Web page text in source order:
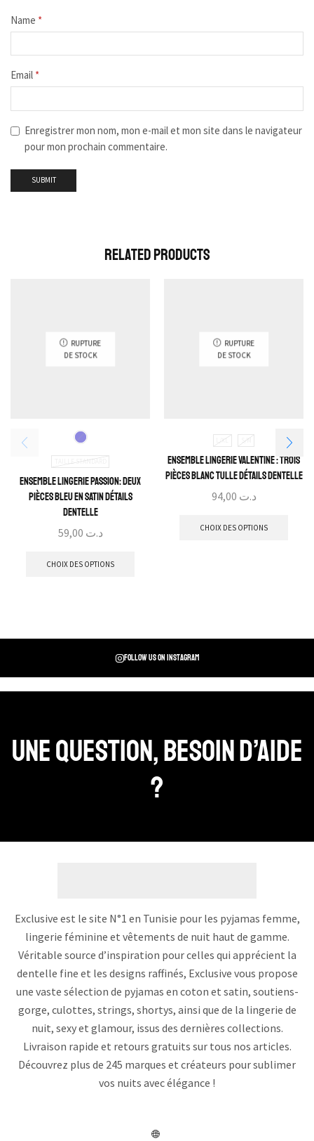
Name *
Email *
Enregistrer mon nom, mon e-mail et mon site dans le navigateur
pour mon prochain commentaire.
Related Products
RUPTURE
DE STOCK
TAILLE STANDARD
Ensemble Lingerie Passion: Deux
pièces bleu en satin détails
dentelle
د.ت
CHOIX DES OPTIONS
RUPTURE
DE STOCK
L/XL S/M
Ensemble Lingerie Valentine : Trois
pièces blanc tulle détails dentelle
د.ت
CHOIX DES OPTIONS
Follow us on instagram
Une question, Besoin d’aide
?
Exclusive est le site N°1 en Tunisie pour les pyjamas femme,
lingerie féminine et vêtements de nuit haut de gamme.
Véritable source d’inspiration pour celles qui apprécient la
dentelle fine et les designs raffinés, Exclusive vous propose
une vaste sélection de pyjamas en coton et satin, soutiens-
gorge, culottes, strings, shortys, ainsi que de la lingerie de
nuit, sexy et glamour, issus des dernières collections.
Livraison rapide et retours gratuits sur tous nos articles.
Découvrez plus de 245 marques et créateurs pour sublimer
vos nuits avec élégance !